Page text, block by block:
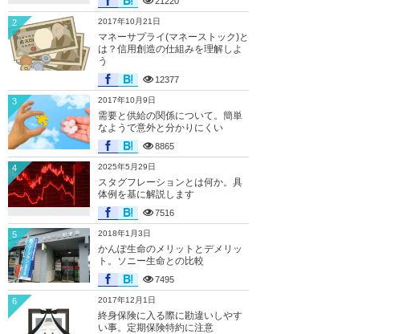
2017年10月21日
マネーサプライ(マネーストック)と
は？信用創造の仕組みを理解しよ
う
12377
2
2017年10月9日
需要と供給の関係について。簡単
なようで意外と分かりにくい
8865
3
2025年5月29日
スタグフレーションとは何か。具
体例を基に解説します
7516
4
2018年1月3日
かんぽ生命のメリットとデメリッ
ト。ソニー生命との比較
7495
5
2017年12月1日
終身保険に入る際に勘違いしやす
い事。定期保険特約に注意
6